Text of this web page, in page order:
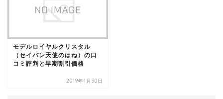
モデルロイヤルクリスタル
（セイバン天使のはね）の口
コミ評判と早期割引価格
2019年1月30日